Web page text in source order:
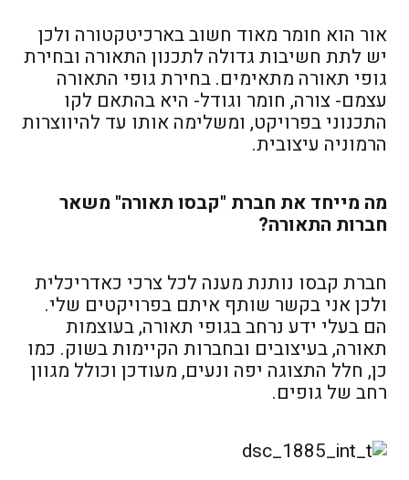
אור הוא חומר מאוד חשוב בארכיטקטורה ולכן
יש לתת חשיבות גדולה לתכנון התאורה ובחירת
גופי תאורה מתאימים. בחירת גופי התאורה
עצמם- צורה, חומר וגודל- היא בהתאם לקו
התכנוני בפרויקט, ומשלימה אותו עד להיווצרות
הרמוניה עיצובית.
מה מייחד את חברת "קבסו תאורה" משאר
חברות התאורה?
חברת קבסו נותנת מענה לכל צרכי כאדריכלית
ולכן אני בקשר שותף איתם בפרויקטים שלי.
הם בעלי ידע נרחב בגופי תאורה, בעוצמות
תאורה, בעיצובים ובחברות הקיימות בשוק. כמו
כן, חלל התצוגה יפה ונעים, מעודכן וכולל מגוון
רחב של גופים.